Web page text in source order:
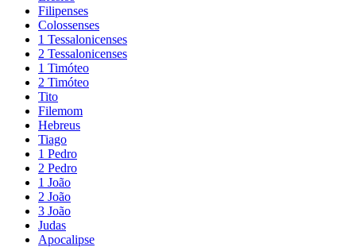
Filipenses
Colossenses
1 Tessalonicenses
2 Tessalonicenses
1 Timóteo
2 Timóteo
Tito
Filemom
Hebreus
Tiago
1 Pedro
2 Pedro
1 João
2 João
3 João
Judas
Apocalipse